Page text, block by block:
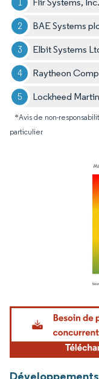
Flir Systems, Inc.
BAE Systems
Elbit Systems
Raytheon
Lockheed
*Avis de non-
particulier
Image © Mordor